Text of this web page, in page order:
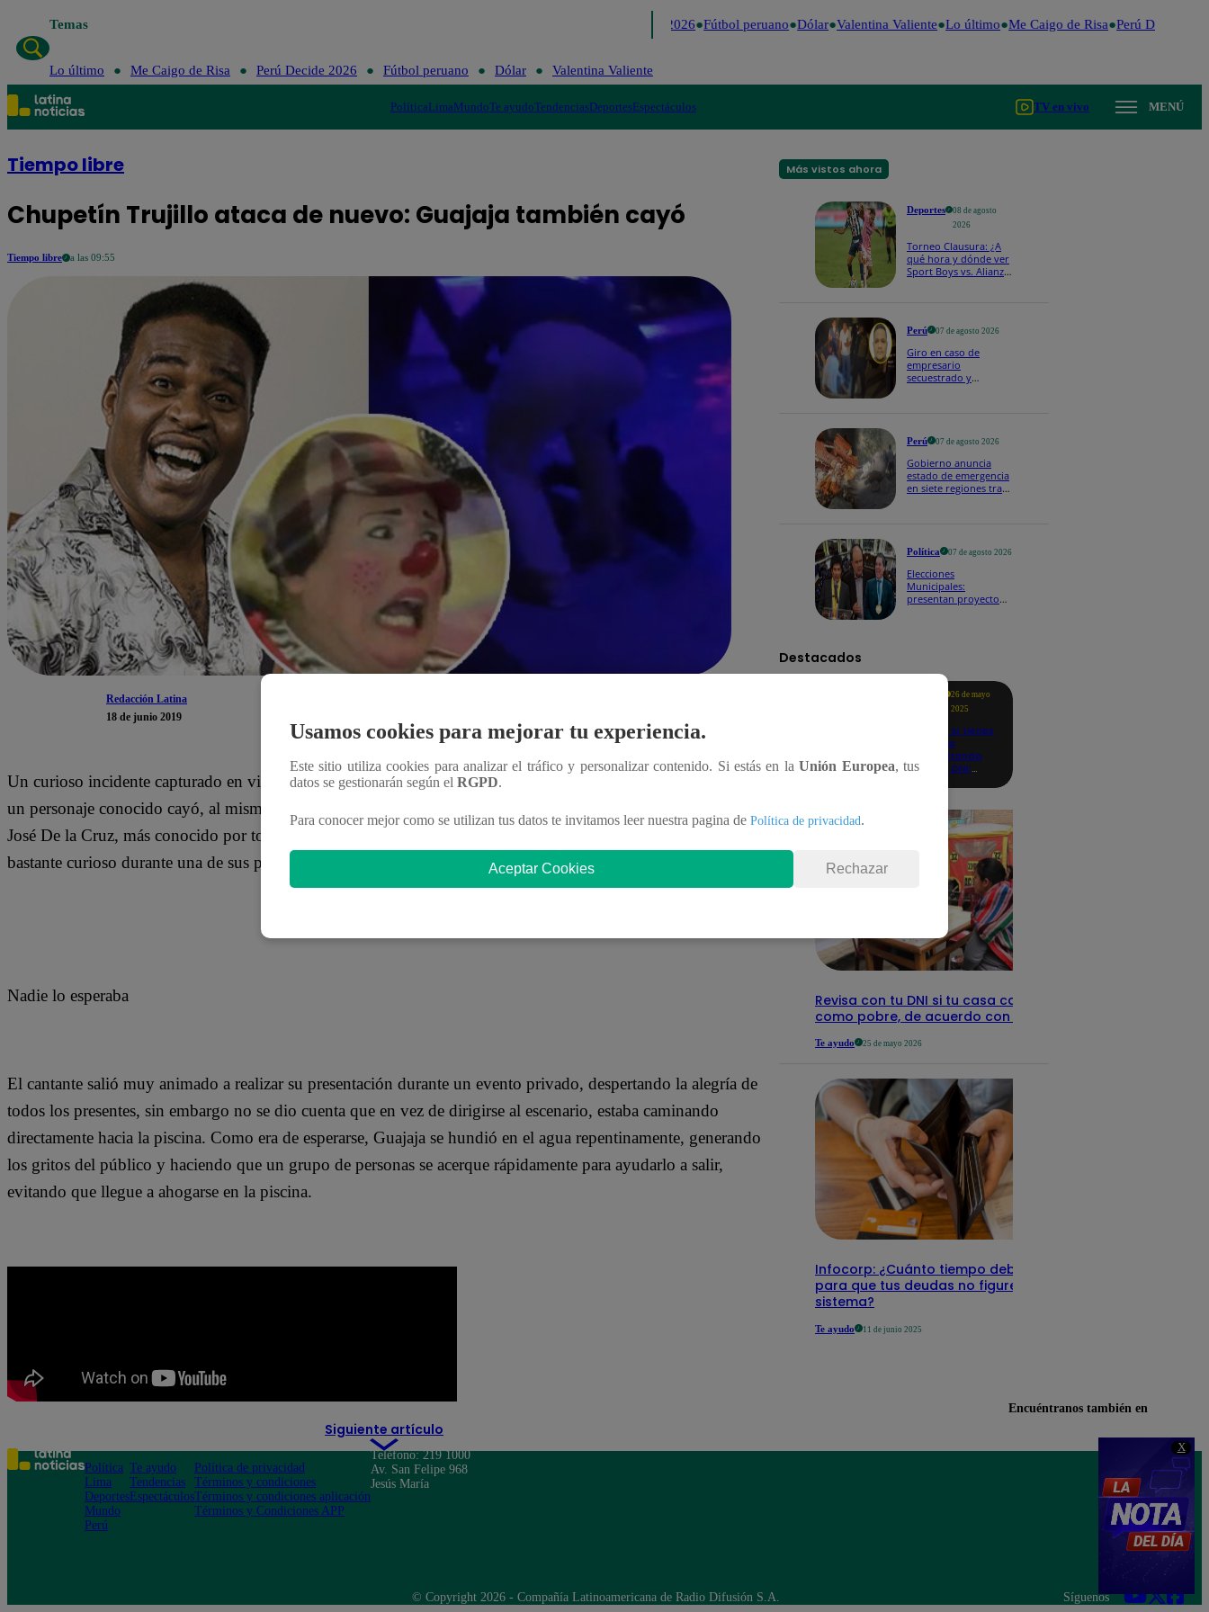
X
Temas Perú Decide 2026 Fútbol peruano Dólar Valentina Valiente Lo último Me Caigo de Risa Perú Decide
Lo último Me Caigo de Risa Perú Decide 2026 Fútbol peruano Dólar Valentina Valiente
PolíticaLimaMundoTe ayudoTendenciasDeportesEspectáculos TV en vivo MENÚ
Tiempo libre
Chupetín Trujillo ataca de nuevo: Guajaja también cayó
Tiempo libre a las 09:55
Redacción Latina
18 de junio 2019
Un curioso incidente capturado en video se ha convertido en un viral de las redes sociales, pues una vez más,
un personaje conocido cayó, al mismo estilo de Chupetín Trujillo. Se trata nada más y nada menos que de
José De la Cruz, más conocido por todos los peruanos como Guajaja, quien fue protagonista de un hecho
bastante curioso durante una de sus presentaciones.
Nadie lo esperaba
El cantante salió muy animado a realizar su presentación durante un evento privado, despertando la alegría de
todos los presentes, sin embargo no se dio cuenta que en vez de dirigirse al escenario, estaba caminando
directamente hacia la piscina. Como era de esperarse, Guajaja se hundió en el agua repentinamente, generando
los gritos del público y haciendo que un grupo de personas se acerque rápidamente para ayudarlo a salir,
evitando que llegue a ahogarse en la piscina.
Siguiente artículo
Más vistos ahora
Deportes
08 de agosto
2026
Torneo Clausura: ¿A
qué hora y dónde ver
Sport Boys vs. Alianza
Perú 07 de agosto 2026
Giro en caso de
empresario
secuestrado y
Perú 07 de agosto 2026
Gobierno anuncia
estado de emergencia
en siete regiones tras
Política 07 de agosto 2026
Elecciones
Municipales:
presentan proyecto
Destacados
26 de mayo
2025
Revisa si tienes
deudas
consultando
con tu DNI:
Revisa con tu DNI si tu casa califica
como pobre, de acuerdo con el Sisfoh
Te ayudo 25 de mayo 2026
Infocorp: ¿Cuánto tiempo debe pasar
para que tus deudas no figuren en su
sistema?
Te ayudo 11 de junio 2025
Usamos cookies para mejorar tu experiencia.
Este sitio utiliza cookies para analizar el tráfico y personalizar contenido. Si estás en laUnión Europea, tus
datos se gestionarán según el RGPD.
Para conocer mejor como se utilizan tus datos te invitamos leer nuestra pagina de Política de privacidad.
Aceptar Cookies Rechazar
Encuéntranos también en
Política
Lima
Deportes
Mundo
Perú
Te ayudo
Tendencias
Espectáculos
Política de privacidad
Términos y condiciones
Términos y condiciones aplicación
Términos y Condiciones APP
Teléfono: 219 1000
Av. San Felipe 968
Jesús María
© Copyright 2026 - Compañía Latinoamericana de Radio Difusión S.A. Síguenos